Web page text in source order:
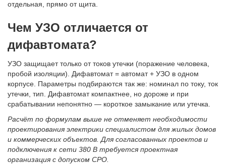
отдельная, прямо от щита.
Чем УЗО отличается от
дифавтомата?
УЗО защищает только от токов утечки (поражение человека,
пробой изоляции). Дифавтомат = автомат + УЗО в одном
корпусе. Параметры подбираются так же: номинал по току, ток
утечки, тип. Дифавтомат компактнее, но дороже и при
срабатывании непонятно — короткое замыкание или утечка.
Расчёт по формулам выше не отменяет необходимости
проектирования электрики специалистом для жилых домов
и коммерческих объектов. Для согласованных проектов и
подключения к сети 380 В требуется проектная
организация с допуском СРО.